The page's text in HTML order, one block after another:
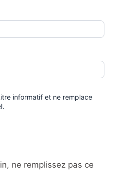
informatif et ne remplace
ne remplissez pas ce